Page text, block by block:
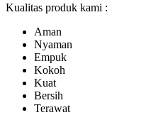
Kualitas produk kami :
Aman
Nyaman
Empuk
Kokoh
Kuat
Bersih
Terawat